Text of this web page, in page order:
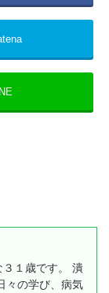
１歳です。 潰
々の学び、病気